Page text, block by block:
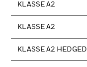
KLASSE A2
KLASSE A2
KLASSE A2 HEDGED